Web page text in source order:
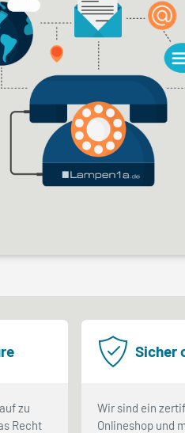
zu
Recht
Sicher
Wir sind ein
Onlineshop und